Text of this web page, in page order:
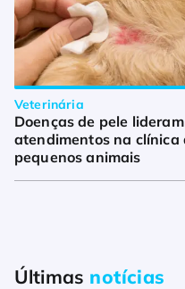
Veterinária
Doenças de pele lideram
atendimentos na clínica
pequenos animais
Últimas notícias